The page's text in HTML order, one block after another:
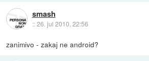
smash
::26. jul 2010, 22:56
zanimivo - zakaj ne android?